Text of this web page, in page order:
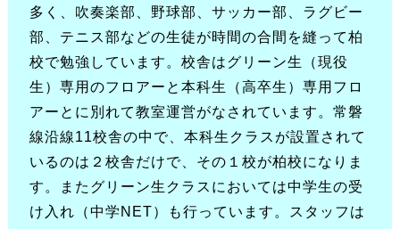
多く、吹奏楽部、野球部、サッカー部、ラグビー
部、テニス部などの生徒が時間の合間を縫って柏
校で勉強しています。校舎はグリーン生（現役
生）専用のフロアーと本科生（高卒生）専用フロ
アーとに別れて教室運営がなされています。常磐
線沿線11校舎の中で、本科生クラスが設置されて
いるのは２校舎だけで、その１校が柏校になりま
す。またグリーン生クラスにおいては中学生の受
け入れ（中学NET）も行っています。スタッフは